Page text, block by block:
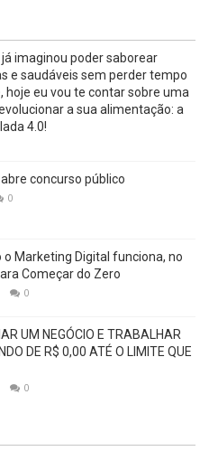
já imaginou poder saborear
e saudáveis ​​sem perder tempo
hoje eu vou te contar sobre uma
a sua alimentação: a
4.0!
concurso público
0
o Marketing Digital funciona, no
Começar do Zero
0
UM NEGÓCIO E TRABALHAR
DE R$ 0,00 ATÉ O LIMITE QUE
0